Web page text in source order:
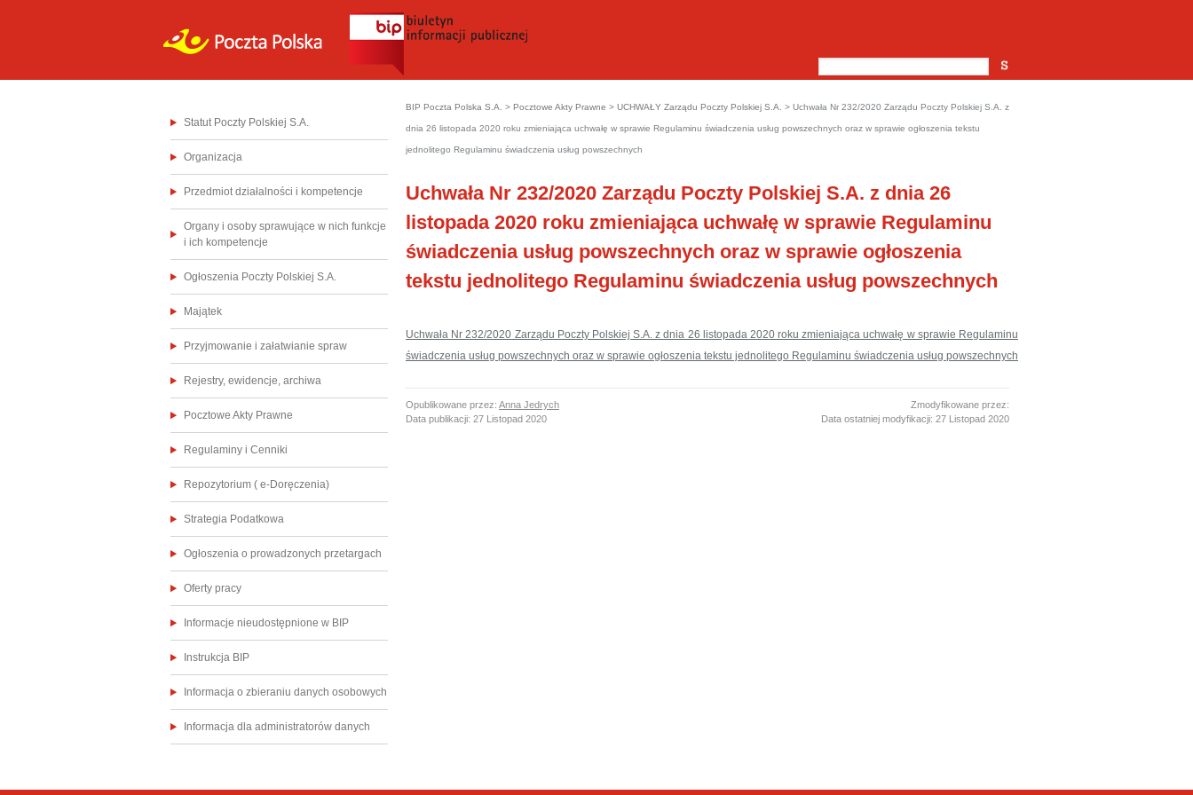
BIP Poczta Polska S.A. > Pocztowe Akty Prawne > UCHWAŁY Zarządu Poczty Polskiej S.A. > Uchwała Nr 232/2020 Zarządu Poczty Polskiej S.A. z
dnia 26 listopada 2020 roku zmieniająca uchwałę w sprawie Regulaminu świadczenia usług powszechnych oraz w sprawie ogłoszenia tekstu
jednolitego Regulaminu świadczenia usług powszechnych
Uchwała Nr 232/2020 Zarządu Poczty Polskiej S.A. z dnia 26
listopada 2020 roku zmieniająca uchwałę w sprawie Regulaminu
świadczenia usług powszechnych oraz w sprawie ogłoszenia
tekstu jednolitego Regulaminu świadczenia usług powszechnych
Uchwała Nr 232/2020 Zarządu Poczty Polskiej S.A. z dnia 26 listopada 2020 roku zmieniająca uchwałę w sprawie Regulaminu
świadczenia usług powszechnych oraz w sprawie ogłoszenia tekstu jednolitego Regulaminu świadczenia usług powszechnych
Opublikowane przez: Anna Jedrych
Data publikacji: 27 Listopad 2020
Zmodyfikowane przez:
Data ostatniej modyfikacji: 27 Listopad 2020
Statut Poczty Polskiej S.A.
Organizacja
Przedmiot działalności i kompetencje
Organy i osoby sprawujące w nich funkcje
i ich kompetencje
Ogłoszenia Poczty Polskiej S.A.
Majątek
Przyjmowanie i załatwianie spraw
Rejestry, ewidencje, archiwa
Pocztowe Akty Prawne
Regulaminy i Cenniki
Repozytorium ( e-Doręczenia)
Strategia Podatkowa
Ogłoszenia o prowadzonych przetargach
Oferty pracy
Informacje nieudostępnione w BIP
Instrukcja BIP
Informacja o zbieraniu danych osobowych
Informacja dla administratorów danych